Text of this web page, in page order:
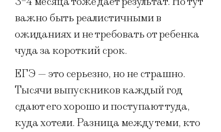
важно быть реалистичными в
ожиданиях и не требовать от ребенка
чуда за короткий срок.
ЕГЭ — это серьезно, но не страшно.
Тысячи выпускников каждый год
сдают его хорошо и поступают туда,
куда хотели. Разница между теми, кто